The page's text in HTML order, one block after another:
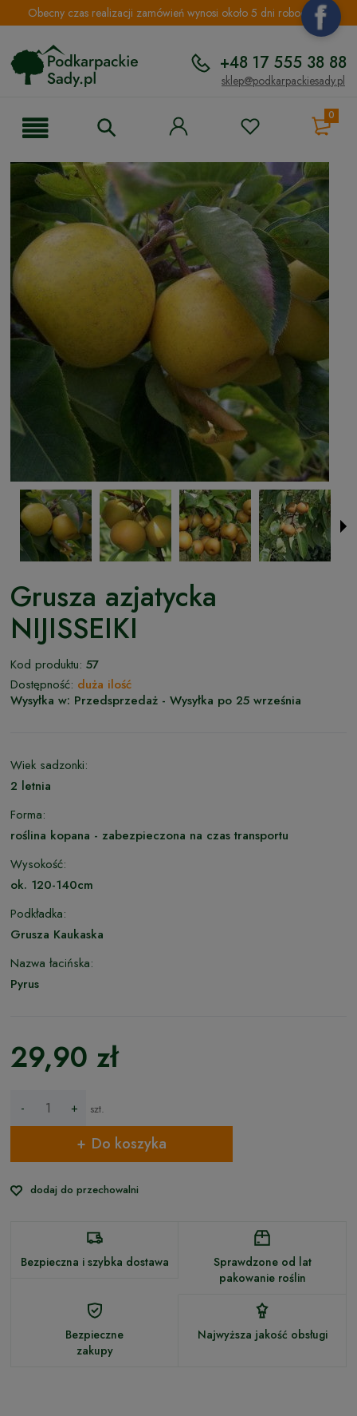
Obecny czas realizacji zamówień wynosi około 5 dni roboczych.
+48 17 555 38 88
sklep@podkarpackiesady.pl
0
Grusza azjatycka
NIJISSEIKI
Kod produktu: 57
Dostępność: duża ilość
Wysyłka w: Przedsprzedaż - Wysyłka po 25 września
Wiek sadzonki:
2 letnia
Forma:
roślina kopana - zabezpieczona na czas transportu
Wysokość:
ok. 120-140cm
Podkładka:
Grusza Kaukaska
Nazwa łacińska:
Pyrus
29,90 zł
- + szt.
Do koszyka
dodaj do przechowalni
Bezpieczna i szybka dostawa
Sprawdzone od lat
pakowanie roślin
Bezpieczne
zakupy
Najwyższa jakość obsługi